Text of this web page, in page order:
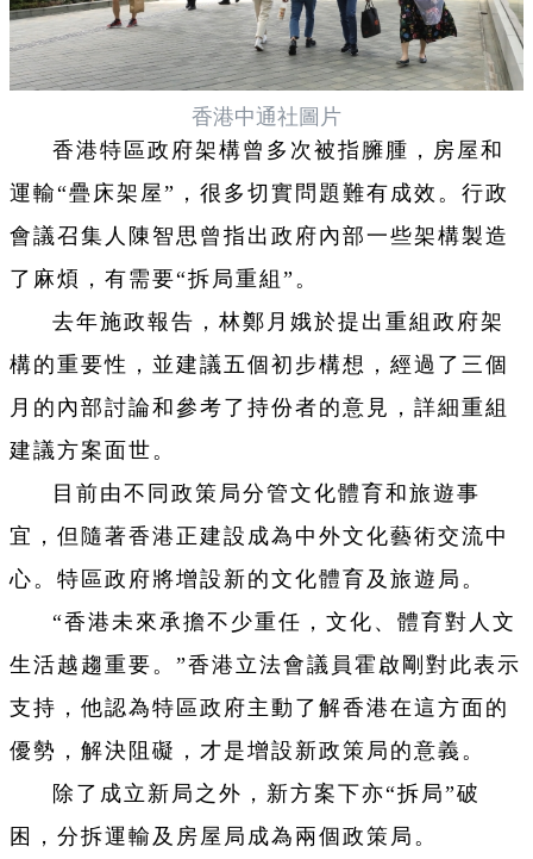
香港中通社圖片
香港特區政府架構曾多次被指臃腫，房屋和
運輸“疊床架屋”，很多切實問題難有成效。行政
會議召集人陳智思曾指出政府內部一些架構製造
了麻煩，有需要“拆局重組”。
去年施政報告，林鄭月娥於提出重組政府架
構的重要性，並建議五個初步構想，經過了三個
月的內部討論和參考了持份者的意見，詳細重組
建議方案面世。
目前由不同政策局分管文化體育和旅遊事
宜，但隨著香港正建設成為中外文化藝術交流中
心。特區政府將增設新的文化體育及旅遊局。
“香港未來承擔不少重任，文化、體育對人文
生活越趨重要。”香港立法會議員霍啟剛對此表示
支持，他認為特區政府主動了解香港在這方面的
優勢，解決阻礙，才是增設新政策局的意義。
除了成立新局之外，新方案下亦“拆局”破
困，分拆運輸及房屋局成為兩個政策局。